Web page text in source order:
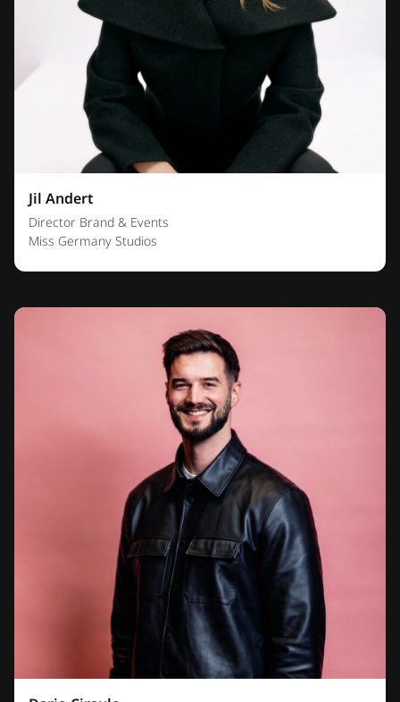
Jil Andert
Director Brand & Events
Miss Germany Studios